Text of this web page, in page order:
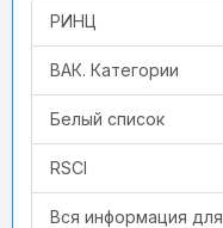
РИНЦ
ВАК. Категории
Белый список
RSCI
Вся информация для